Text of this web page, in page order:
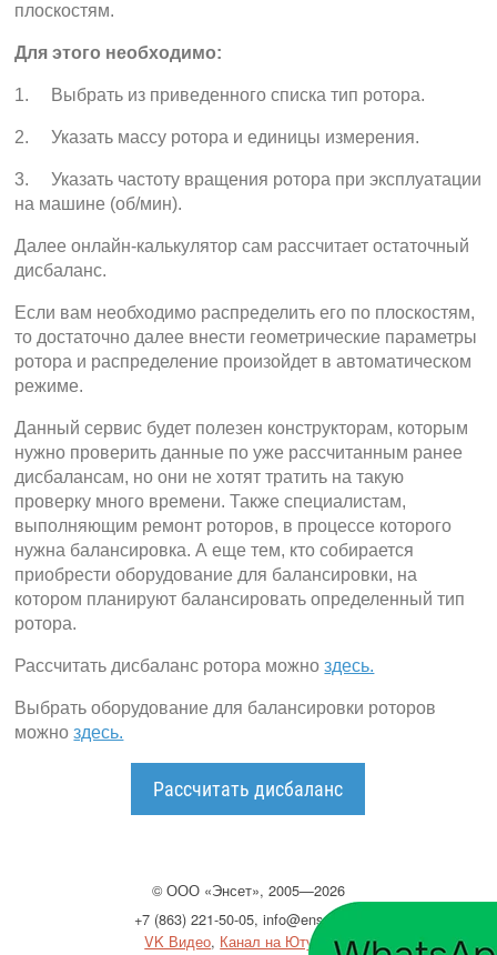
плоскостям.
Для этого необходимо:
1. Выбрать из приведенного списка тип ротора.
2. Указать массу ротора и единицы измерения.
3. Указать частоту вращения ротора при эксплуатации
на машине (об/мин).
Далее онлайн-калькулятор сам рассчитает остаточный
дисбаланс.
Если вам необходимо распределить его по плоскостям,
то достаточно далее внести геометрические параметры
ротора и распределение произойдет в автоматическом
режиме.
Данный сервис будет полезен конструкторам, которым
нужно проверить данные по уже рассчитанным ранее
дисбалансам, но они не хотят тратить на такую
проверку много времени. Также специалистам,
выполняющим ремонт роторов, в процессе которого
нужна балансировка. А еще тем, кто собирается
приобрести оборудование для балансировки, на
котором планируют балансировать определенный тип
ротора.
Рассчитать дисбаланс ротора можноздесь.
Выбрать оборудование для балансировки роторов
можноздесь.
Рассчитать дисбаланс
©ООО«Энсет», 2005—2026
+7 (863) 221-50-05, info@enset.ru
VK Видео, Канал на Ютубе